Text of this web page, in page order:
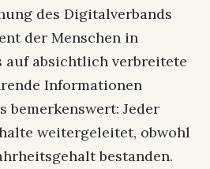
des Digitalverbands
der Menschen in
auf absichtlich verbreitete
Informationen
bemerkenswert: Jeder
weitergeleitet, obwohl
bestanden.